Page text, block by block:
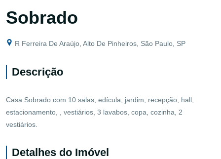
Sobrado
R Ferreira De Araújo, Alto De Pinheiros, São Paulo, SP
Descrição
Casa Sobrado com 10 salas, edícula, jardim, recepção, hall,
estacionamento, , vestiários, 3 lavabos, copa, cozinha, 2
vestiários.
Detalhes do Imóvel